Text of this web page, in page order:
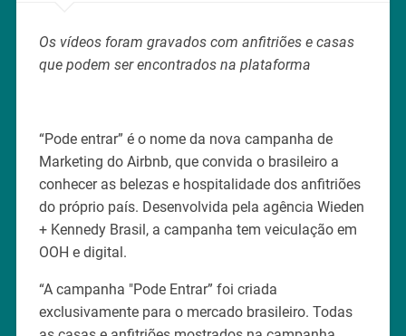
Os vídeos foram gravados com anfitriões e casas
que podem ser encontrados na plataforma
“Pode entrar” é o nome da nova campanha de
Marketing do Airbnb, que convida o brasileiro a
conhecer as belezas e hospitalidade dos anfitriões
do próprio país. Desenvolvida pela agência Wieden
+ Kennedy Brasil, a campanha tem veiculação em
OOH e digital.
“A campanha "Pode Entrar” foi criada
exclusivamente para o mercado brasileiro. Todas